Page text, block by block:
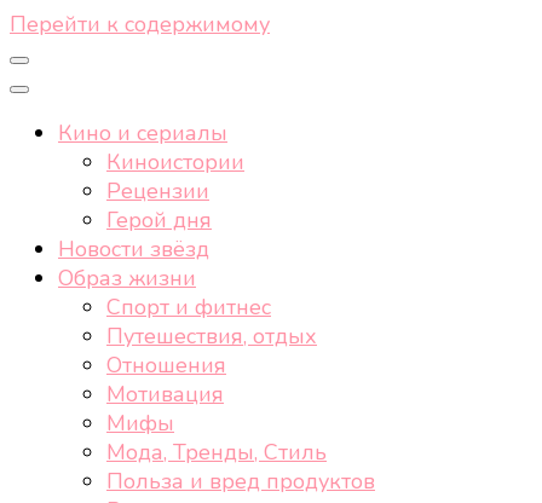
Перейти к содержимому
Кино и сериалы
Киноистории
Рецензии
Герой дня
Новости звёзд
Образ жизни
Спорт и фитнес
Путешествия, отдых
Отношения
Мотивация
Мифы
Мода, Тренды, Стиль
Польза и вред продуктов